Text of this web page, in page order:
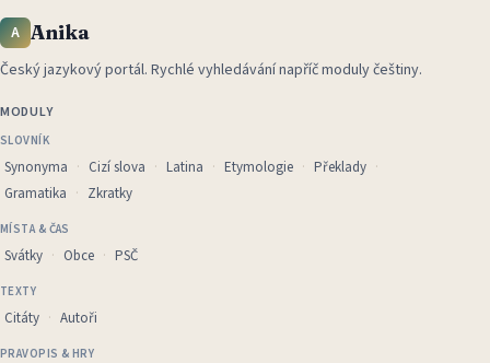
A Anika
Český jazykový portál. Rychlé vyhledávání napříč moduly češtiny.
MODULY
SLOVNÍK
Synonyma Cizí slova Latina Etymologie
Překlady
Gramatika
Zkratky
MÍSTA & ČAS
Svátky Obce PSČ
TEXTY
Citáty Autoři
PRAVOPIS & HRY